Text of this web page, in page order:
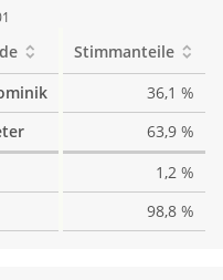
Stimmanteile
36,1 %
63,9 %
1,2 %
98,8 %